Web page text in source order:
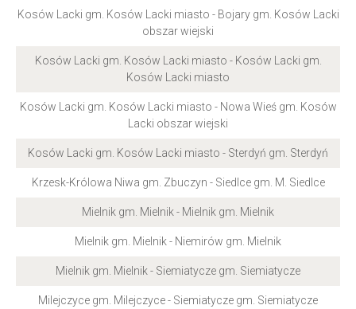
Kosów Lacki gm. Kosów Lacki miasto - Bojary gm. Kosów Lacki
obszar wiejski
Kosów Lacki gm. Kosów Lacki miasto - Kosów Lacki gm.
Kosów Lacki miasto
Kosów Lacki gm. Kosów Lacki miasto - Nowa Wieś gm. Kosów
Lacki obszar wiejski
Kosów Lacki gm. Kosów Lacki miasto - Sterdyń gm. Sterdyń
Krzesk-Królowa Niwa gm. Zbuczyn - Siedlce gm. M. Siedlce
Mielnik gm. Mielnik - Mielnik gm. Mielnik
Mielnik gm. Mielnik - Niemirów gm. Mielnik
Mielnik gm. Mielnik - Siemiatycze gm. Siemiatycze
Milejczyce gm. Milejczyce - Siemiatycze gm. Siemiatycze